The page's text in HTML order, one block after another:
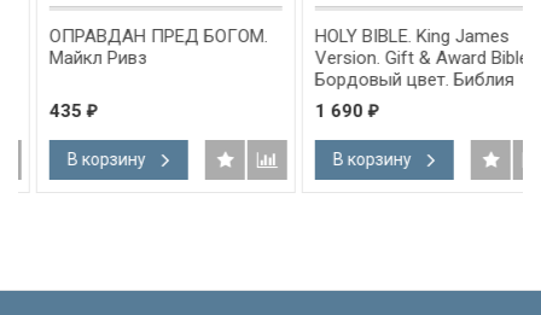
ОПРАВДАН ПРЕД БОГОМ.
Майкл Ривз
435₽
В корзину
HOLY BIBLE. King James
Version. Gift & Award Bible.
Бордовый цвет. Библия
Короля Иакова на
английском языке.
Словарь, карты, закладка,
подарочная вкладка, слова
Иисуса выделены красным
1 690₽
В корзину